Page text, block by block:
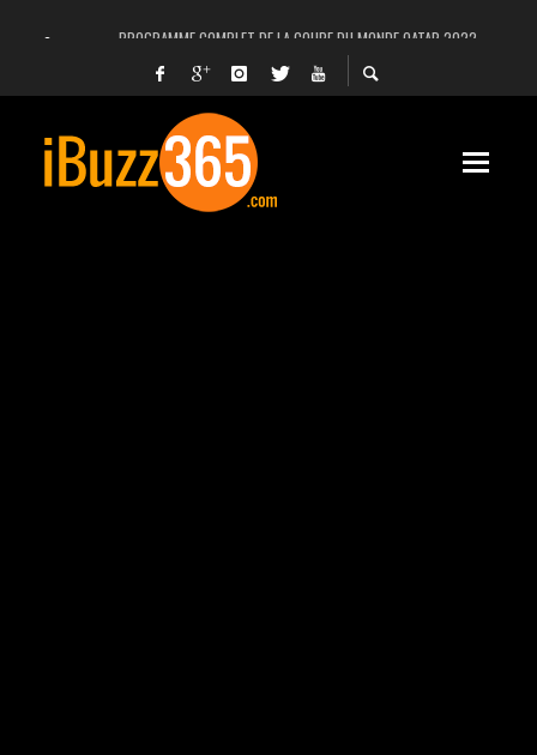
PROGRAMME COMPLET DE LA COUPE DU MONDE QATAR 2022
FACEBOOK, INSTAGRAM ET WHATSAPP HORS SERVICE! EST-CE UNE CYBER-
UNE VIDÉO 4K MONTRE LA PLANÈTE MARS EN ULTRA-HAUTE DÉFINITION
LANCEMENT DU PREMIER VOL HABITÉ DE SPACEX
DÉCÈS DE L’EX-PRÉSIDENT ZINE EL ABIDINE BEN ALI, SERA-T-IL ENTERRÉ EN